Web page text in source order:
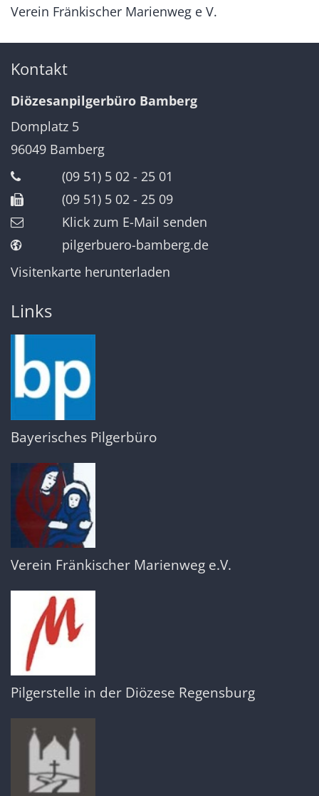
Verein Fränkischer Marienweg e V.
Kontakt
Diözesanpilgerbüro Bamberg
Domplatz 5
96049 Bamberg
(09 51) 5 02 - 25 01
(09 51) 5 02 - 25 09
Klick zum E-Mail senden
pilgerbuero-bamberg.de
Visitenkarte herunterladen
Links
Bayerisches Pilgerbüro
Verein Fränkischer Marienweg e.V.
Pilgerstelle in der Diözese Regensburg